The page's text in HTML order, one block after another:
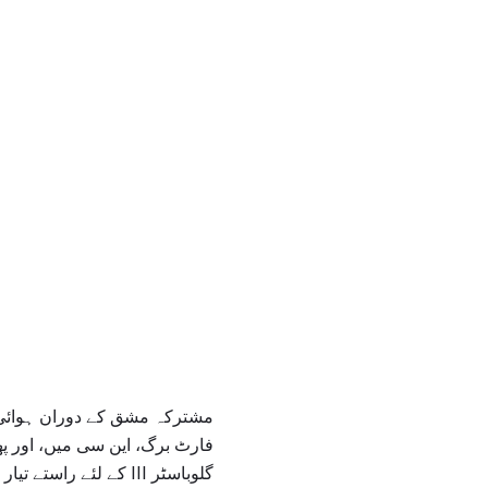
گلوباسٹر III کے لئے راستے تیار کرے گا تاکہ ہوائی اڈے کو چلانے کے لئے معاونت اور فراہمی میں لائے.